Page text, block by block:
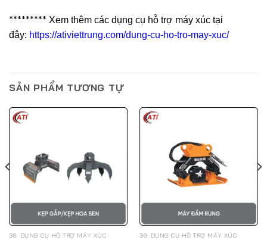
********* Xem thêm các dụng cụ hỗ trợ máy xúc tại
đây: https://ativiettrung.com/dung-cu-ho-tro-may-xuc/
SẢN PHẨM TƯƠNG TỰ
36. DỤNG CỤ HỖ TRỢ MÁY XÚC 36. DỤNG CỤ HỖ TRỢ MÁY XÚC